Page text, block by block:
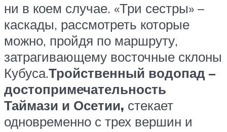
ни в коем случае. «Три сестры» –
каскады, рассмотреть которые
можно, пройдя по маршруту,
затрагивающему восточные склоны
Кубуса.Тройственный водопад –
достопримечательность
Таймази и Осетии, стекает
одновременно с трех вершин и